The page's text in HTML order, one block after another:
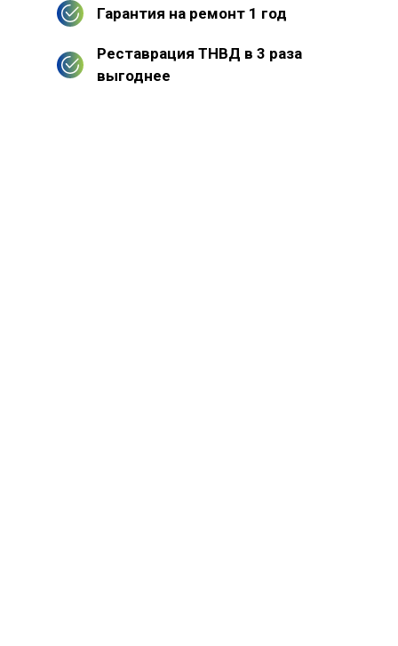
Гарантия на ремонт 1 год
Реставрация ТНВД в 3 раза
выгоднее